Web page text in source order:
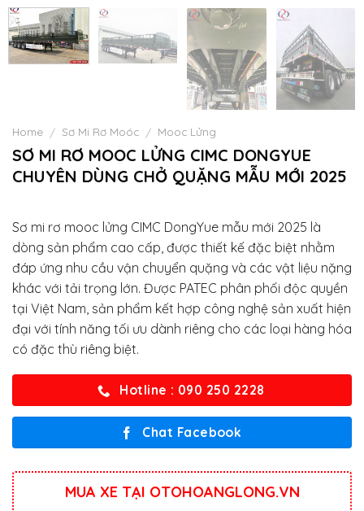
Home / Sơ Mi Rơ Moóc / Mooc Lửng
SƠ MI RƠ MOOC LỬNG CIMC DONGYUE
CHUYÊN DÙNG CHỞ QUẶNG MẪU MỚI 2025
Sơ mi rơ mooc lửng CIMC DongYue mẫu mới 2025 là
dòng sản phẩm cao cấp, được thiết kế đặc biệt nhằm
đáp ứng nhu cầu vận chuyển quặng và các vật liệu nặng
khác với tải trọng lớn. Được PATEC phân phối độc quyền
tại Việt Nam, sản phẩm kết hợp công nghệ sản xuất hiện
đại với tính năng tối ưu dành riêng cho các loại hàng hóa
có đặc thù riêng biệt.
Hotline : 090 250 2228
Chat Facebook
MUA XE TẠI OTOHOANGLONG.VN